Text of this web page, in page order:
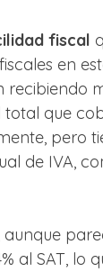
fiscal
en
recibiendo
que
pero
de IVA,
al SAT, lo